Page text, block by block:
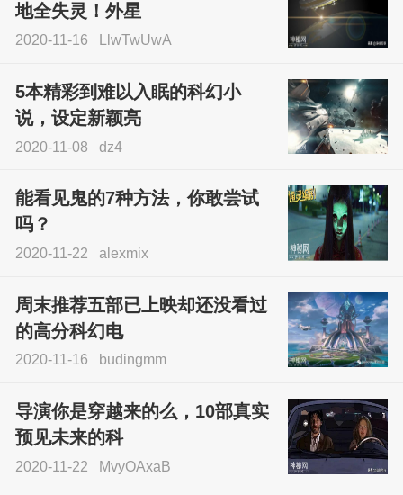
地全失灵！外星
2020-11-16 LlwTwUwA
5本精彩到难以入眠的科幻小
说，设定新颖亮
2020-11-08 dz4
能看见鬼的7种方法，你敢尝试
吗？
2020-11-22 alexmix
周末推荐五部已上映却还没看过
的高分科幻电
2020-11-16 budingmm
导演你是穿越来的么，10部真实
预见未来的科
2020-11-22 MvyOAxaB